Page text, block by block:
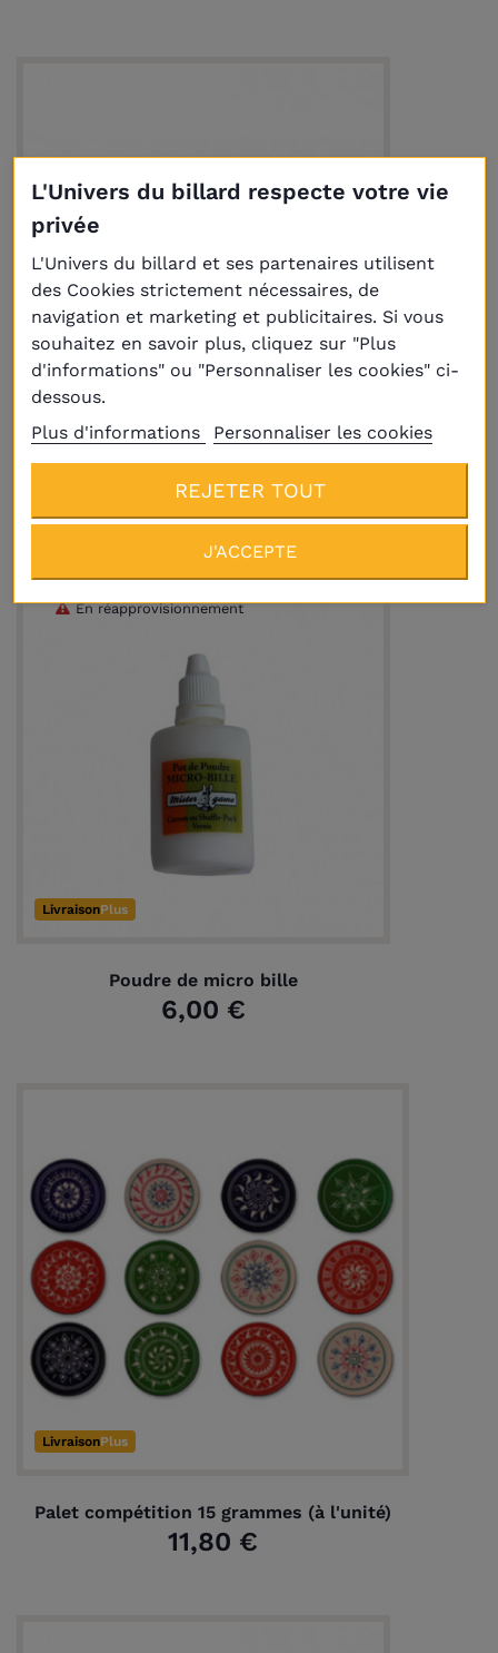
Carrom de Loisirs Mango 83*83
99,00 €
LivraisonPlus
Poudre de micro bille
6,00 €
En réapprovisionnement
LivraisonPlus
Palet compétition 15 grammes (à l'unité)
11,80 €
L'Univers du billard respecte votre vie
privée
L'Univers du billard et ses partenaires utilisent
des Cookies strictement nécessaires, de
navigation et marketing et publicitaires. Si vous
souhaitez en savoir plus, cliquez sur "Plus
d'informations" ou "Personnaliser les cookies" ci-
dessous.
Plus d'informations
Personnaliser les cookies
REJETER TOUT
J'ACCEPTE